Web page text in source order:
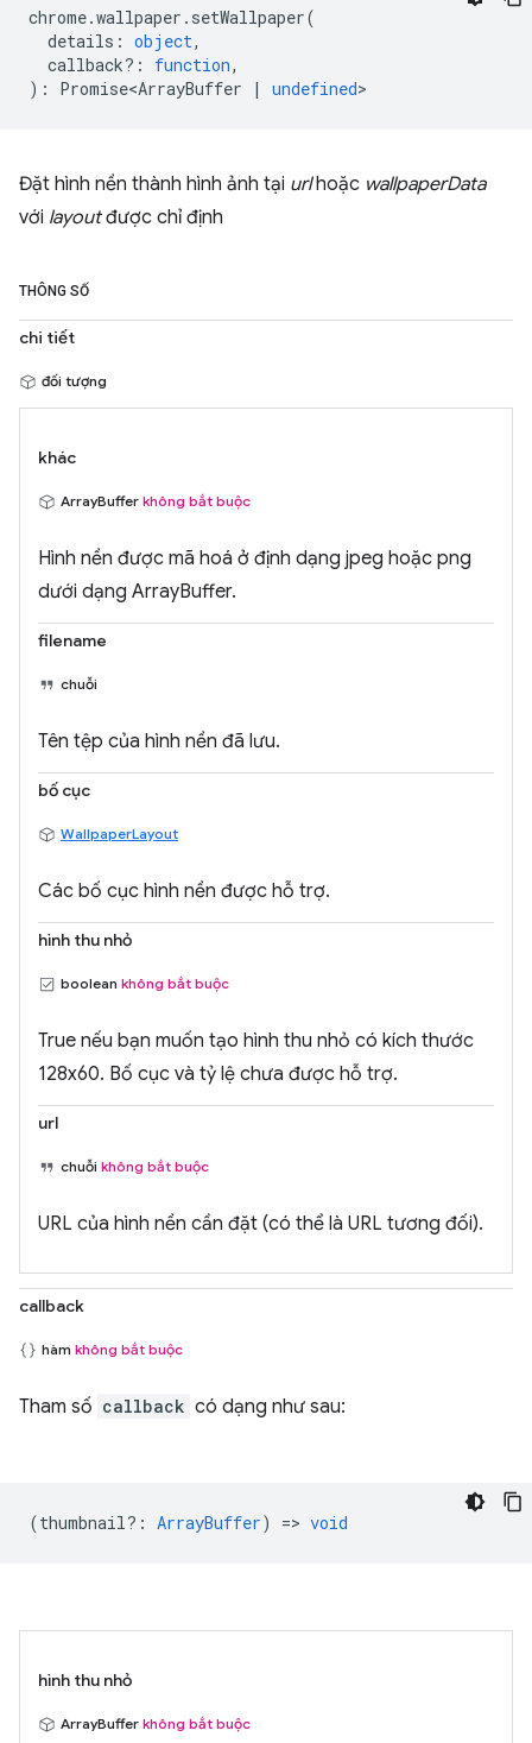
chrome.wallpaper . setWallpaper(
details : object,
callback? : function,
) : Promise<ArrayBuffer | undefined>
Đặt hình nền thành hình ảnh tại urlhoặc wallpaperData
với layoutđược chỉ định
THÔNG SỐ
chi tiết
đối tượng
khác
ArrayBuffer không bắt buộc
Hình nền được mã hoá ở định dạng jpeg hoặc png
dưới dạng ArrayBuffer.
filename
chuỗi
Tên tệp của hình nền đã lưu.
bố cục
WallpaperLayout
Các bố cục hình nền được hỗ trợ.
hình thu nhỏ
boolean không bắt buộc
True nếu bạn muốn tạo hình thu nhỏ có kích thước
128x60. Bố cục và tỷ lệ chưa được hỗ trợ.
url
chuỗi không bắt buộc
URL của hình nền cần đặt (có thể là URL tương đối).
callback
hàm không bắt buộc
Tham số callback có dạng như sau:
(thumbnail? : ArrayBuffer) => void
hình thu nhỏ
ArrayBuffer không bắt buộc